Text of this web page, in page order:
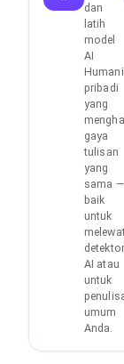
dan
latih
model
AI
pribadi
yang
gaya
tulisan
yang
sama —
baik
untuk
detektor
AI atau
untuk
umum
Anda.